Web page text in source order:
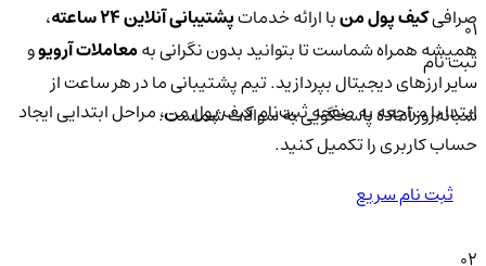
صرافیکیف پول منبا ارائه خدماتپشتیبانی آنلاین ۲۴ ساعته
،
همیشه همراه شماست تا بتوانید بدون نگرانی بهمعاملات آرویوو
سایر ارزهای دیجیتال بپردازید. تیم پشتیبانی ما در هر ساعت از
شبانه‌روز آماده پاسخگویی به سوالات شماست.
01
ثبت نام
ابتدا با مراجعه به صفحه ثبت‌نام کیف‌ پول من، مراحل ابتدایی ایجاد
حساب کاربری را تکمیل کنید.
ثبت نام سریع
02